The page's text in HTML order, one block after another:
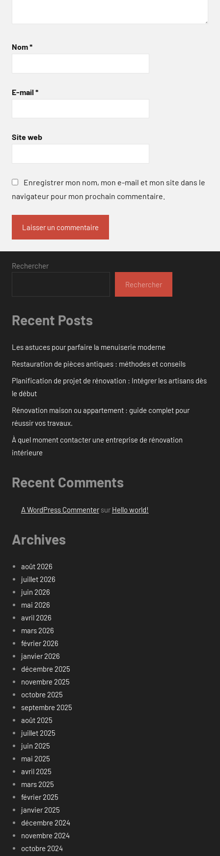
Nom*
E-mail *
Site web
Enregistrer mon nom, mon e-mail et mon site dans le
navigateur pour mon prochain commentaire.
Rechercher
Rechercher
Recent Posts
Les astuces pour parfaire la menuiserie moderne
Restauration de pièces antiques : méthodes et conseils
Planification de projet de rénovation : Intégrer les artisans dès
le début
Rénovation maison ou appartement : guide complet pour
réussir vos travaux.
À quel moment contacter une entreprise de rénovation
intérieure
Recent Comments
A WordPress Commentersur Hello world!
Archives
août 2026
juillet 2026
juin 2026
mai 2026
avril 2026
mars 2026
février 2026
janvier 2026
décembre 2025
novembre 2025
octobre 2025
septembre 2025
août 2025
juillet 2025
juin 2025
mai 2025
avril 2025
mars 2025
février 2025
janvier 2025
décembre 2024
novembre 2024
octobre 2024